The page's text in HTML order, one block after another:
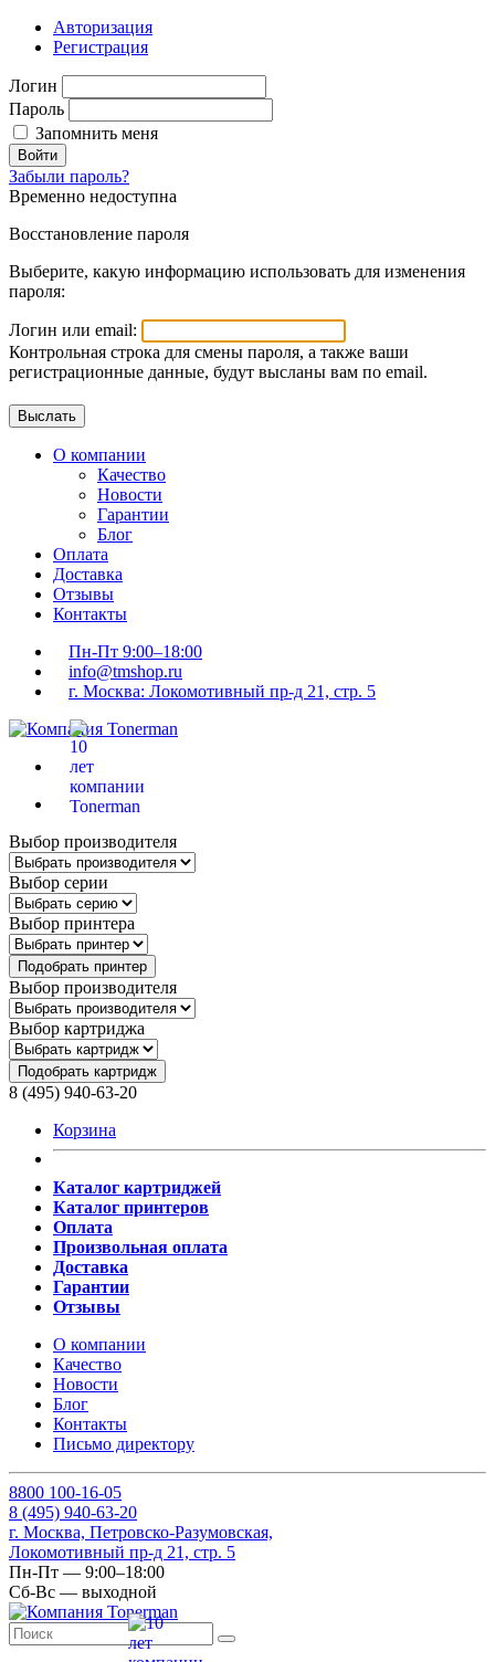
Авторизация
Регистрация
Логин
Пароль
Запомнить меня
Войти
Забыли пароль?
Временно недоступна
Восстановление пароля
Выберите, какую информацию использовать для изменения
пароля:
Логин или email:
Контрольная строка для смены пароля, а также ваши
регистрационные данные, будут высланы вам по email.
О компании
Качество
Новости
Гарантии
Блог
Оплата
Доставка
Отзывы
Контакты
Пн-Пт 9:00–18:00
info@tmshop.ru
г. Москва: Локомотивный пр-д 21, стр. 5
Выбор производителя
Выбор серии
Выбор принтера
Подобрать принтер
Выбор производителя
Выбор картриджа
Подобрать картридж
8 (495) 940-63-20
Корзина
Каталог картриджей
Каталог принтеров
Оплата
Произвольная оплата
Доставка
Гарантии
Отзывы
О компании
Качество
Новости
Блог
Контакты
Письмо директору
8800 100-16-05
8 (495) 940-63-20
г. Москва, Петровско-Разумовская,
Локомотивный пр-д 21, стр. 5
Пн-Пт — 9:00–18:00
Сб-Вс — выходной